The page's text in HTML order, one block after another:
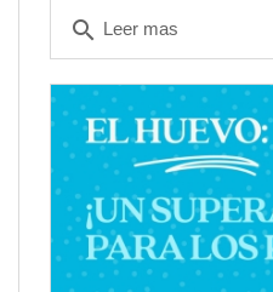
search Leer mas